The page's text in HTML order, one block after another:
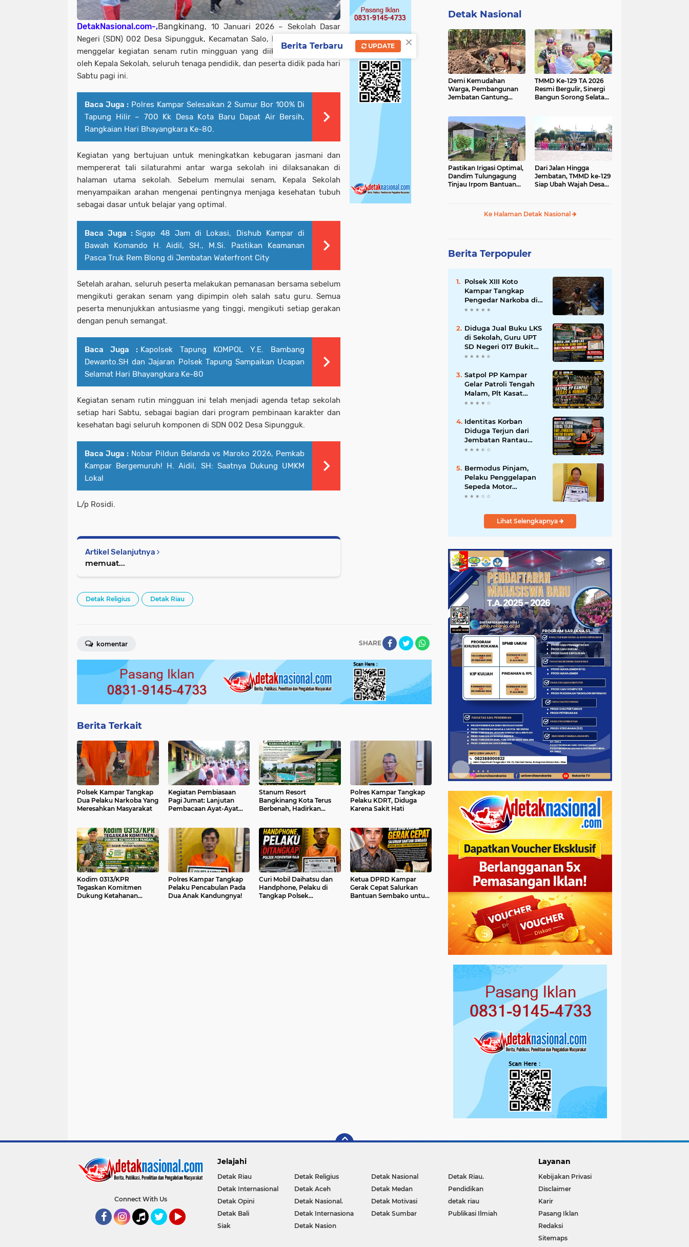
DetakNasional.com-,Bangkinang, 10 Januari 2026 – Sekolah Dasar
Negeri (SDN) 002 Desa Sipungguk, Kecamatan Salo, Kabupaten Kampar
menggelar kegiatan senam rutin mingguan yang diikuti secara meriah
oleh Kepala Sekolah, seluruh tenaga pendidik, dan peserta didik pada hari
Sabtu pagi ini.
Baca Juga : Polres Kampar Selesaikan 2 Sumur Bor 100% Di
Tapung Hilir – 700 Kk Desa Kota Baru Dapat Air Bersih,
Rangkaian Hari Bhayangkara Ke-80.
Kegiatan yang bertujuan untuk meningkatkan kebugaran jasmani dan
mempererat tali silaturahmi antar warga sekolah ini dilaksanakan di
halaman utama sekolah. Sebelum memulai senam, Kepala Sekolah
menyampaikan arahan mengenai pentingnya menjaga kesehatan tubuh
sebagai dasar untuk belajar yang optimal.
Baca Juga : Sigap 48 Jam di Lokasi, Dishub Kampar di
Bawah Komando H. Aidil, SH., M.Si. Pastikan Keamanan
Pasca Truk Rem Blong di Jembatan Waterfront City
Setelah arahan, seluruh peserta melakukan pemanasan bersama sebelum
mengikuti gerakan senam yang dipimpin oleh salah satu guru. Semua
peserta menunjukkan antusiasme yang tinggi, mengikuti setiap gerakan
dengan penuh semangat.
Baca Juga : Kapolsek Tapung KOMPOL Y.E. Bambang
Dewanto.SH dan Jajaran Polsek Tapung Sampaikan Ucapan
Selamat Hari Bhayangkara Ke-80
Kegiatan senam rutin mingguan ini telah menjadi agenda tetap sekolah
setiap hari Sabtu, sebagai bagian dari program pembinaan karakter dan
kesehatan bagi seluruh komponen di SDN 002 Desa Sipungguk.
Baca Juga : Nobar Pildun Belanda vs Maroko 2026, Pemkab
Kampar Bergemuruh! H. Aidil, SH: Saatnya Dukung UMKM
Lokal
L/p Rosidi.
Artikel Selanjutnya
memuat...
Detak Religius Detak Riau
SHARE
komentar
Berita Terkait
Polsek Kampar Tangkap
Dua Pelaku Narkoba Yang
Meresahkan Masyarakat
Kegiatan Pembiasaan
Pagi Jumat: Lanjutan
Pembacaan Ayat-Ayat
Stanum Resort
Bangkinang Kota Terus
Berbenah, Hadirkan
Keluarga
Polres Kampar Tangkap
Pelaku KDRT, Diduga
Karena Sakit Hati
Kodim 0313/KPR
Tegaskan Komitmen
Dukung Ketahanan
Polres Kampar Tangkap
Pelaku Pencabulan Pada
Dua Anak Kandungnya!
Curi Mobil Daihatsu dan
Handphone, Pelaku di
Tangkap Polsek
Ketua DPRD Kampar
Gerak Cepat Salurkan
Bantuan Sembako untuk
Detak Nasional
Demi Kemudahan
Warga, Pembangunan
Jembatan Gantung
TMMD Ke-129 TA 2026
Resmi Bergulir, Sinergi
Bangun Sorong Selatan
Pastikan Irigasi Optimal,
Dandim Tulungagung
Tinjau Irpom Bantuan
Dari Jalan Hingga
Jembatan, TMMD ke-129
Siap Ubah Wajah Desa
Ke Halaman Detak Nasional
Berita Terpopuler
Polsek XIII Koto
Kampar Tangkap
Pengedar Narkoba di
Desa Gunung Bungsu
Diduga Jual Buku LKS
di Sekolah, Guru UPT
SD Negeri 017 Bukit
Payung Jadi Sorotan,
Tegaskan Tidak
Pernah Beri Izin
Satpol PP Kampar
Gelar Patroli Tengah
Malam, Plt Kasat
Turun Langsung
Publik dan Warung
Karaoke
Identitas Korban
Diduga Terjun dari
Jembatan Rantau
Berangin Terungkap,
Sisir Sungai Kampar
Bermodus Pinjam,
Pelaku Penggelapan
Sepeda Motor
Ditangkap Polsek
Lihat Selengkapnya
Connect With Us
Jelajahi
Detak Riau Detak Religius Detak Nasional
Detak Riau.
Detak Internasional
Detak Aceh Detak Medan
Pendidikan
Detak Opini
Detak Nasional. Detak Motivasi
detak riau
Detak Bali
Detak Internasiona Detak Sumbar
Publikasi Ilmiah
Siak
Detak Nasion
Layanan
Kebijakan Privasi
Disclaimer
Karir
Pasang Iklan
Redaksi
Sitemaps
×
Berita Terbaru UPDATE